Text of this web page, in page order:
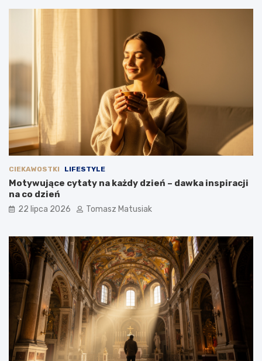
CIEKAWOSTKI LIFESTYLE
Motywujące cytaty na każdy dzień – dawka inspiracji
na co dzień
22 lipca 2026 Tomasz Matusiak